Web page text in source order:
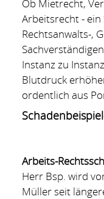
Ob Mietrecht,
Arbeitsrecht -
Rechtsanwalts-,
Instanz zu
Blutdruck
ordentlich aus
Arbeits-
Herr Bsp. wird
Müller seit